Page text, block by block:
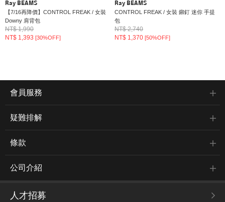
Ray BEAMS
【7/16再降價】CONTROL FREAK / 女裝
Downy 肩背包
NT$ 1,990
NT$ 1,393 [30%OFF]
Ray BEAMS
CONTROL FREAK / 女裝 鉚釘 迷你 手提
包
NT$ 2,740
NT$ 1,370[50%OFF]
會員服務
疑難排解
條款
公司介紹
人才招募